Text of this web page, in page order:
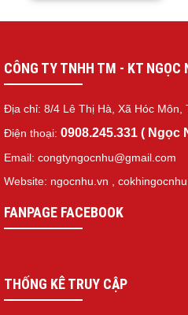
CÔNG TY TNHH TM - KT NGỌC
Địa chỉ: 8/4 Lê Thị Hà, Xã Hóc Môn,
Điện thoại: 0908.245.331 ( Ngọc
Email: congtyngocnhu@gmail.com
Website: ngocnhu.vn
FANPAGE FACEBOOK
THỐNG KÊ TRUY CẬP